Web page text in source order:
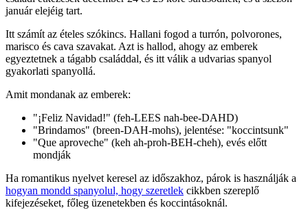
január elejéig tart.
Itt számít az ételes szókincs. Hallani fogod a turrón, polvorones,
marisco és cava szavakat. Azt is hallod, ahogy az emberek
egyeztetnek a tágabb családdal, és itt válik a udvarias spanyol
gyakorlati spanyollá.
Amit mondanak az emberek:
"¡Feliz Navidad!" (feh-LEES nah-bee-DAHD)
"Brindamos" (breen-DAH-mohs), jelentése: "koccintsunk"
"Que aproveche" (keh ah-proh-BEH-cheh), evés előtt
mondják
Ha romantikus nyelvet keresel az időszakhoz, párok is használják a
hogyan mondd spanyolul, hogy szeretlek cikkben szereplő
kifejezéseket, főleg üzenetekben és koccintásoknál.